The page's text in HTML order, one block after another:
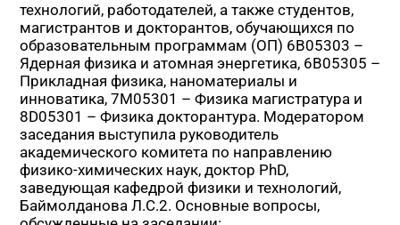
технологий, работодателей, а также студентов,
магистрантов и докторантов, обучающихся по
образовательным программам (ОП) 6В05303 –
Ядерная физика и атомная энергетика, 6В05305 –
Прикладная физика, наноматериалы и
инноватика, 7М05301 – Физика магистратура и
8D05301 – Физика докторантура. Модератором
заседания выступила руководитель
академического комитета по направлению
физико-химических наук, доктор PhD,
заведующая кафедрой физики и технологий,
Баймолданова Л.С.2. Основные вопросы,